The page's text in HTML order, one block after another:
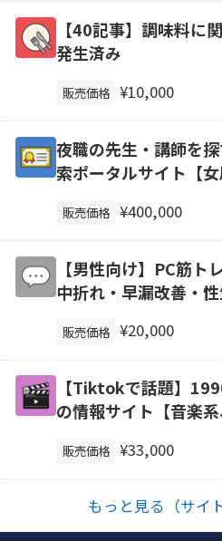
【40記事】調味料に
発生済み
販売価格 ¥10,000
夜職の先生・講師を
索ポータルサイト【女
販売価格 ¥400,000
【男性向け】PC筋ト
中折れ・早漏改善・
販売価格 ¥20,000
【Tiktokで話題】
の情報サイト【音楽系
販売価格 ¥33,000
もっと見る（サイ